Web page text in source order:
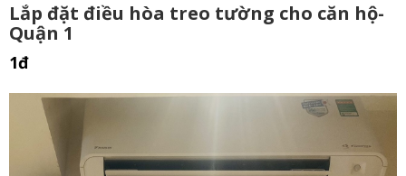
Lắp đặt điều hòa treo tường cho căn hộ-
Quận 1
1đ